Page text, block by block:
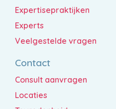
Expertisepraktijken
Experts
Veelgestelde vragen
Contact
Consult aanvragen
Locaties